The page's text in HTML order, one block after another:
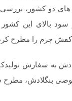
های دو کشور،
بالای این
کفش چرم را مطرح
به سفارش
بنگلادش،